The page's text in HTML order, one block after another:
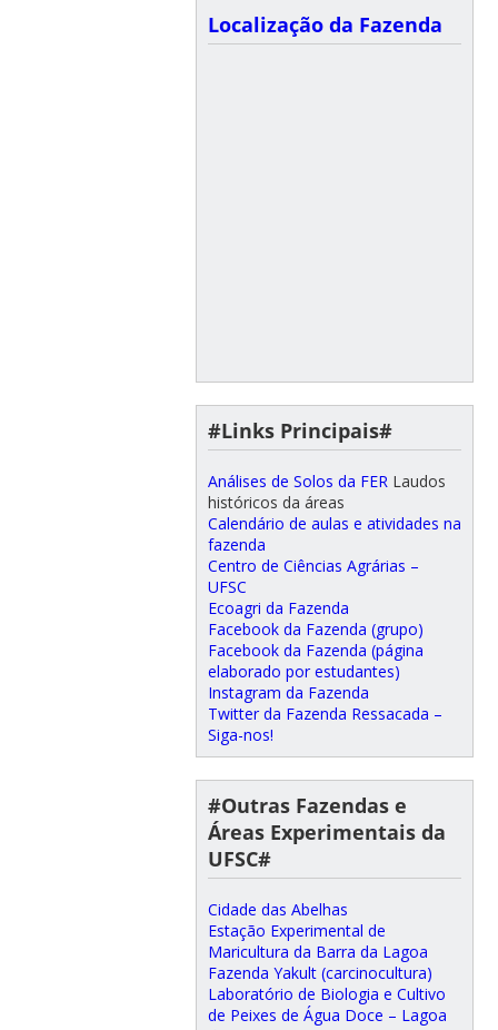
Localização da Fazenda
#Links Principais#
Análises de Solos da FERLaudos
históricos da áreas
Calendário de aulas e atividades na
fazenda
Centro de Ciências Agrárias –
UFSC
Ecoagri da Fazenda
Facebook da Fazenda (grupo)
Facebook da Fazenda (página
elaborado por estudantes)
Instagram da Fazenda
Twitter da Fazenda Ressacada –
Siga-nos!
#Outras Fazendas e
Áreas Experimentais da
UFSC#
Cidade das Abelhas
Estação Experimental de
Maricultura da Barra da Lagoa
Fazenda Yakult (carcinocultura)
Laboratório de Biologia e Cultivo
de Peixes de Água Doce – Lagoa